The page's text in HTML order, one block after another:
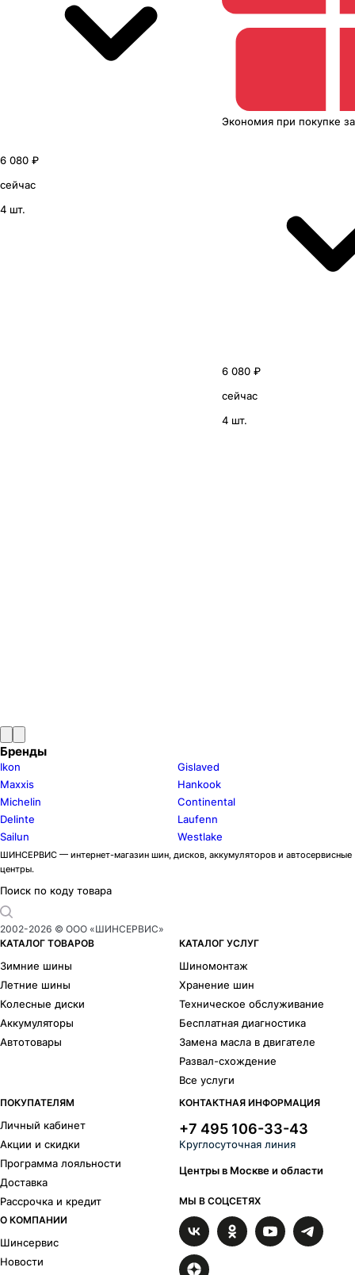
6 080 ₽
сейчас
4 шт.
Экономия при покупке
6 080 ₽
сейчас
4 шт.
Бренды
Ikon
Gislaved
Maxxis
Hankook
Michelin
Continental
Delinte
Laufenn
Sailun
Westlake
ШИНСЕРВИС — интернет-магазин шин, дисков, аккумуляторов и автосервисные
центры.
Поиск по коду товара
2002-2026 © ООО «ШИНСЕРВИС»
КАТАЛОГ ТОВАРОВ
Зимние шины
Летние шины
Колесные диски
Аккумуляторы
Автотовары
КАТАЛОГ УСЛУГ
Шиномонтаж
Хранение шин
Техническое обслуживание
Бесплатная диагностика
Замена масла в двигателе
Развал-схождение
Все услуги
ПОКУПАТЕЛЯМ
Личный кабинет
Акции и скидки
Программа лояльности
Доставка
Рассрочка и кредит
О КОМПАНИИ
Шинсервис
Новости
КОНТАКТНАЯ ИНФОРМАЦИЯ
+7 495 106-33-43
Круглосуточная линия
Центры в Москве и области
МЫ В СОЦСЕТЯХ